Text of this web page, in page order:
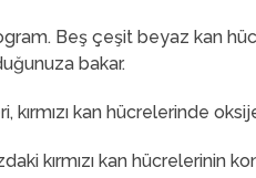
Beş çeşit beyaz kan
bakar.
kırmızı kan hücrelerinde
kırmızı kan hücrelerinin